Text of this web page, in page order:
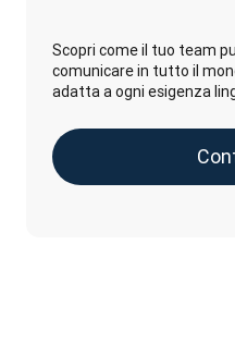
Scopri come il tuo team
comunicare in tutto il
adatta a ogni esigenza